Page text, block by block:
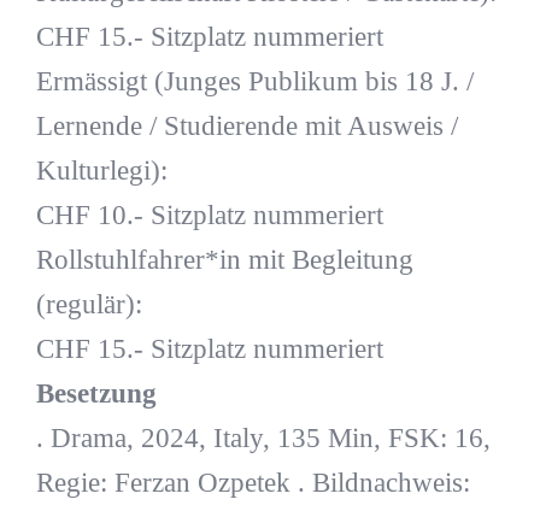
CHF 15.- Sitzplatz nummeriert
Ermässigt (Junges Publikum bis 18 J. /
Lernende / Studierende mit Ausweis /
Kulturlegi):
CHF 10.- Sitzplatz nummeriert
Rollstuhlfahrer*in mit Begleitung
(regulär):
CHF 15.- Sitzplatz nummeriert
Besetzung
. Drama, 2024, Italy, 135 Min, FSK: 16,
Regie: Ferzan Ozpetek . Bildnachweis: